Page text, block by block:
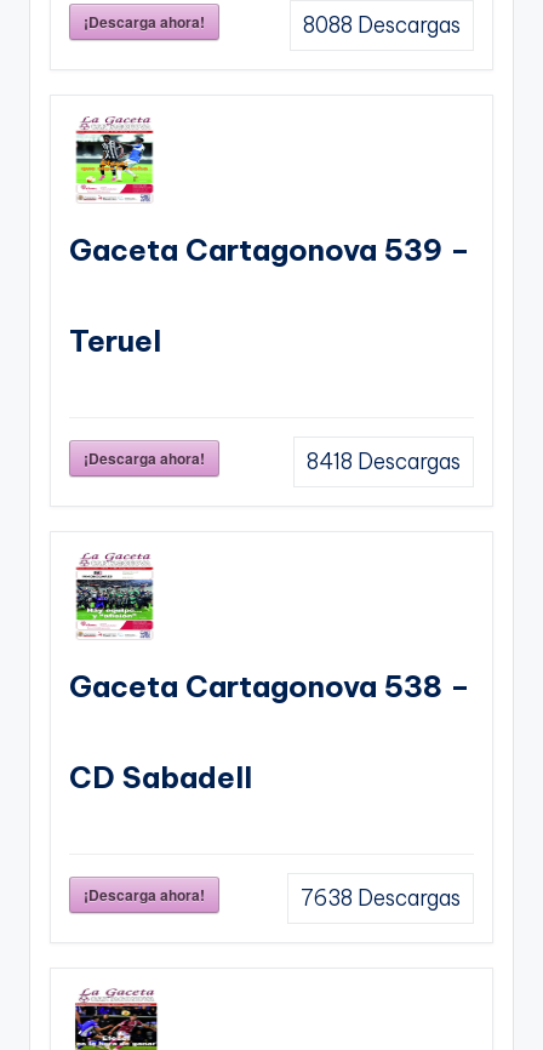
¡Descarga ahora! 8088 Descargas
Gaceta Cartagonova 539 –
Teruel
¡Descarga ahora! 8418 Descargas
Gaceta Cartagonova 538 –
CD Sabadell
¡Descarga ahora! 7638 Descargas